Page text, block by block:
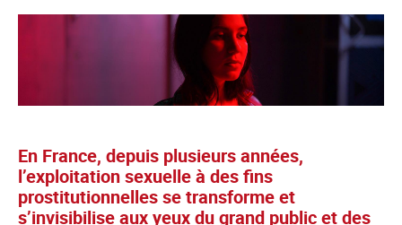
En France, depuis plusieurs années,
l’exploitation sexuelle à des fins
prostitutionnelles se transforme et
s’invisibilise aux yeux du grand public et des